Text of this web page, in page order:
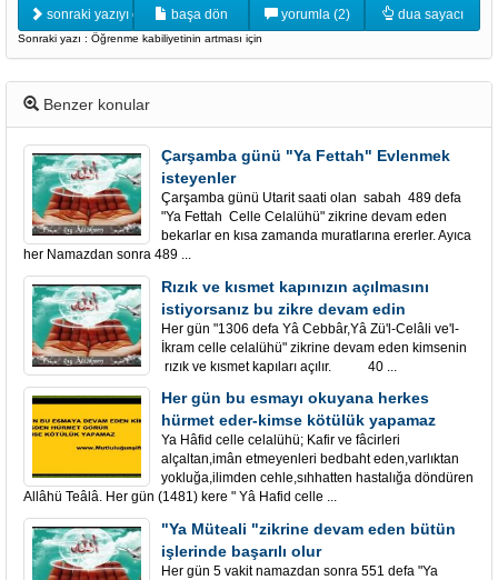
sonraki yazıyı oku başa dön yorumla (2) dua sayacı
Sonraki yazı : Öğrenme kabiliyetinin artması için
Benzer konular
Çarşamba günü "Ya Fettah" Evlenmek
isteyenler
Çarşamba günü Utarit saati olan sabah 489 defa
"Ya Fettah Celle Celalühü" zikrine devam eden
bekarlar en kısa zamanda muratlarına ererler. Ayıca
her Namazdan sonra 489 ...
Rızık ve kısmet kapınızın açılmasını
istiyorsanız bu zikre devam edin
Her gün "1306 defa Yâ Cebbâr,Yâ Zü'l-Celâli ve'l-
İkram celle celalühü" zikrine devam eden kimsenin
rızık ve kısmet kapıları açılır. 40 ...
Her gün bu esmayı okuyana herkes
hürmet eder-kimse kötülük yapamaz
Ya Hâfid celle celalühü; Kafir ve fâcirleri
alçaltan,imân etmeyenleri bedbaht eden,varlıktan
yokluğa,ilimden cehle,sıhhatten hastalığa döndüren
Allâhü Teâlâ. Her gün (1481) kere " Yâ Hafid celle ...
"Ya Müteali "zikrine devam eden bütün
işlerinde başarılı olur
Her gün 5 vakit namazdan sonra 551 defa "Ya